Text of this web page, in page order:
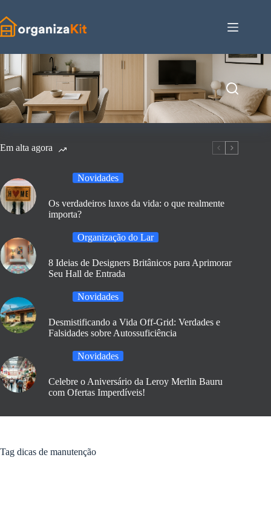
para
o
conteúdo
Em alta agora
Novidades
Os verdadeiros luxos da vida: o que realmente
importa?
Organização do Lar
8 Ideias de Designers Britânicos para Aprimorar
Seu Hall de Entrada
Novidades
Desmistificando a Vida Off-Grid: Verdades e
Falsidades sobre Autossuficiência
Novidades
Celebre o Aniversário da Leroy Merlin Bauru
com Ofertas Imperdíveis!
Tag dicas de manutenção